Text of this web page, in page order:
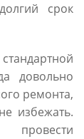
срок
довольно
ремонта,
избежать.